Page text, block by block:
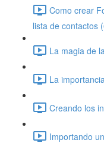
Como crear
lista de contactos
La magia de
La
Creando los
Importando